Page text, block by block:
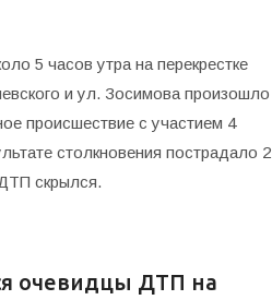
5 часов утра на перекрестке
и ул. Зосимова произошло
происшествие с участием 4
столкновения пострадало 2
скрылся.
очевидцы ДТП на